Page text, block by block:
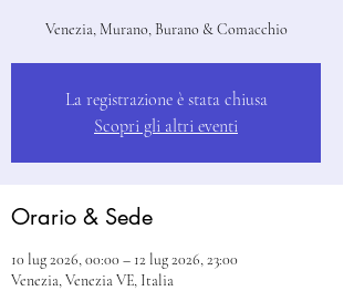
Venezia, Murano, Burano & Comacchio
La registrazione è stata chiusa
Scopri gli altri eventi
Orario & Sede
10 lug 2026, 00:00 – 12 lug 2026, 23:00
Venezia, Venezia VE, Italia